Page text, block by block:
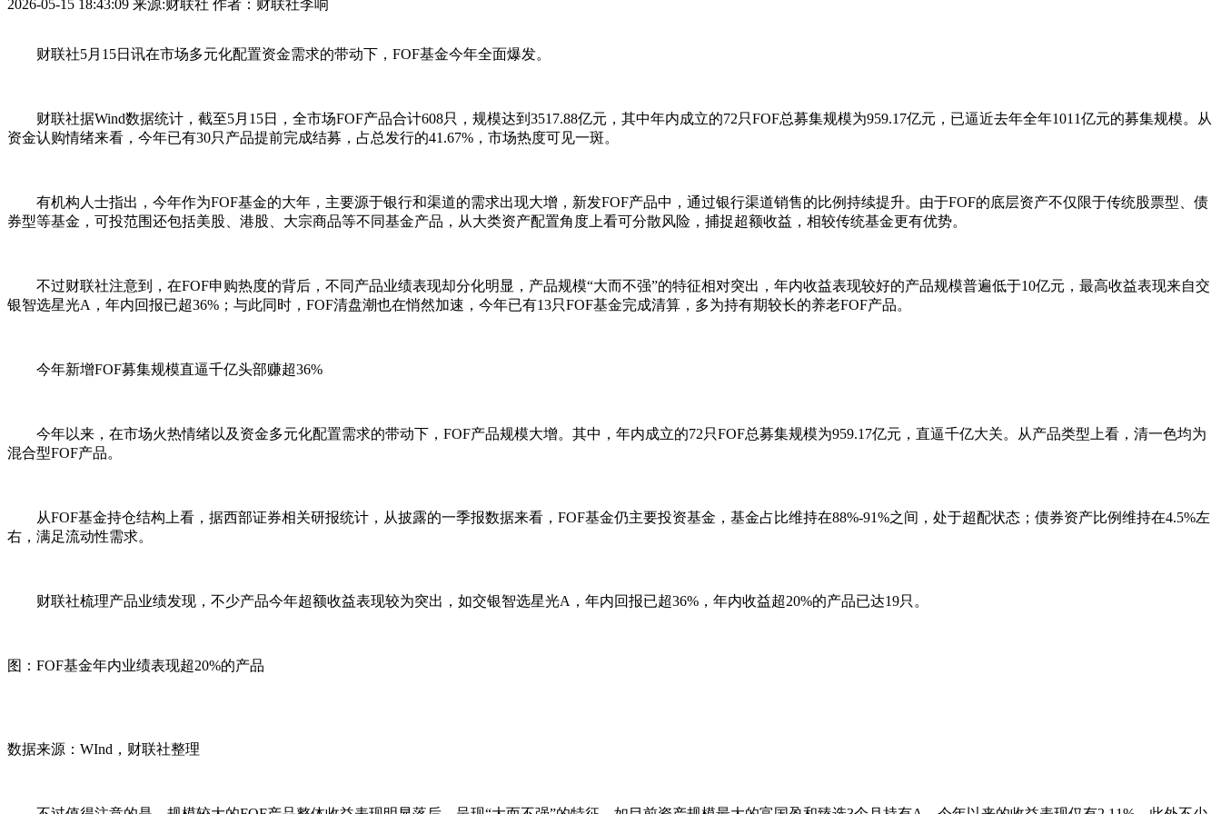
2026-05-15 18:43:09 来源:财联社 作者：财联社李响
财联社5月15日讯在市场多元化配置资金需求的带动下，FOF基金今年全面爆发。
财联社据Wind数据统计，截至5月15日，全市场FOF产品合计608只，规模达到3517.88亿元，其中年内成立的72只FOF总募集规模为959.17亿元，已逼近去年全年1011亿元的募集规模。从
资金认购情绪来看，今年已有30只产品提前完成结募，占总发行的41.67%，市场热度可见一斑。
有机构人士指出，今年作为FOF基金的大年，主要源于银行和渠道的需求出现大增，新发FOF产品中，通过银行渠道销售的比例持续提升。由于FOF的底层资产不仅限于传统股票型、债
券型等基金，可投范围还包括美股、港股、大宗商品等不同基金产品，从大类资产配置角度上看可分散风险，捕捉超额收益，相较传统基金更有优势。
不过财联社注意到，在FOF申购热度的背后，不同产品业绩表现却分化明显，产品规模“大而不强”的特征相对突出，年内收益表现较好的产品规模普遍低于10亿元，最高收益表现来自交
银智选星光A，年内回报已超36%；与此同时，FOF清盘潮也在悄然加速，今年已有13只FOF基金完成清算，多为持有期较长的养老FOF产品。
今年新增FOF募集规模直逼千亿头部赚超36%
今年以来，在市场火热情绪以及资金多元化配置需求的带动下，FOF产品规模大增。其中，年内成立的72只FOF总募集规模为959.17亿元，直逼千亿大关。从产品类型上看，清一色均为
混合型FOF产品。
从FOF基金持仓结构上看，据西部证券相关研报统计，从披露的一季报数据来看，FOF基金仍主要投资基金，基金占比维持在88%-91%之间，处于超配状态；债券资产比例维持在4.5%左
右，满足流动性需求。
财联社梳理产品业绩发现，不少产品今年超额收益表现较为突出，如交银智选星光A，年内回报已超36%，年内收益超20%的产品已达19只。
图：FOF基金年内业绩表现超20%的产品
数据来源：WInd，财联社整理